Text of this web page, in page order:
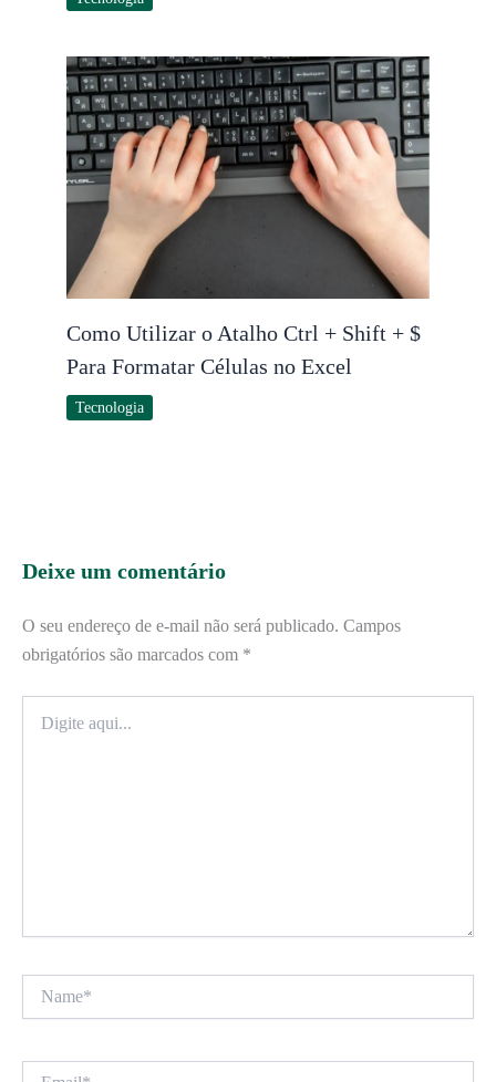
Como Utilizar o Atalho Ctrl + Shift + $
Para Formatar Células no Excel
Tecnologia
Deixe um comentário
O seu endereço de e-mail não será publicado. Campos
obrigatórios são marcados com *
aqui...